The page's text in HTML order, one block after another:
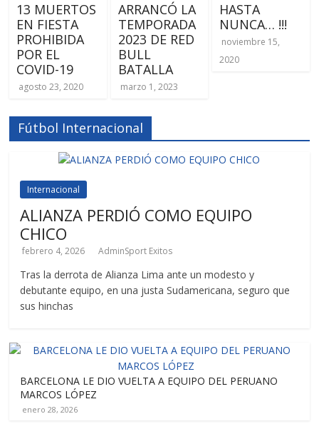
13 MUERTOS
EN FIESTA
PROHIBIDA
POR EL
COVID-19
agosto 23, 2020
ARRANCÓ LA
TEMPORADA
2023 DE RED
BULL
BATALLA
marzo 1, 2023
HASTA
NUNCA… !!!
noviembre 15,
2020
Fútbol Internacional
Internacional
ALIANZA PERDIÓ COMO EQUIPO
CHICO
febrero 4, 2026 AdminSport Exitos
Tras la derrota de Alianza Lima ante un modesto y
debutante equipo, en una justa Sudamericana, seguro que
sus hinchas
BARCELONA LE DIO VUELTA A EQUIPO DEL PERUANO
MARCOS LÓPEZ
enero 28, 2026